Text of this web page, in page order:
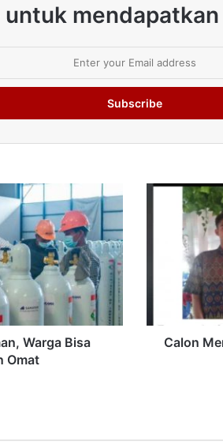
Warga Bisa
Omat
Calon